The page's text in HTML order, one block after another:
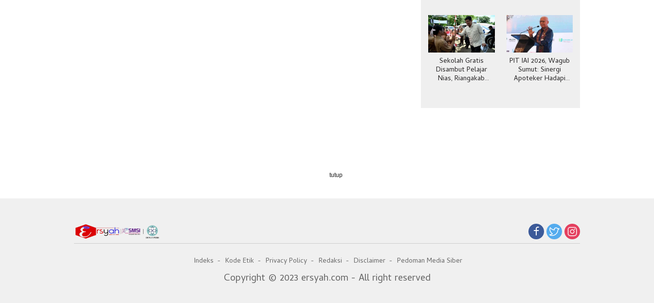
Sekolah Gratis
Disambut Pelajar
Nias, Riangakab
PIT IAI 2026, Wagub
Sumut: Sinergi
Apoteker Hadapi
Indeks Kode Etik Privacy Policy Redaksi Disclaimer Pedoman Media Siber
Copyright © 2023 ersyah.com - All right reserved
tutup